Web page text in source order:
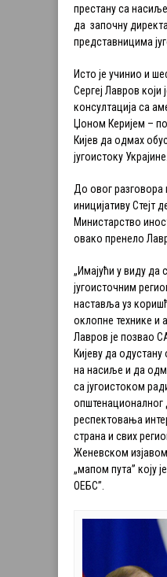
престану са
да започну
представницима
Исто је учинио и
Сергеј Лавров
консултација са
Џоном Керијем –
Кијев да одмах
југоистоку Украјине.
До овог разговора
иницијативу Стејт
Министарство
овако пренело
„Имајући у виду да
југоисточним
наставља уз
оклопне технике и
Лавров је позвао
Кијеву да
на насиље и да
са југоистоком
општенационалног
респектовања
страна и свих
Женевском
„мапом пута” коју
ОЕБС”.